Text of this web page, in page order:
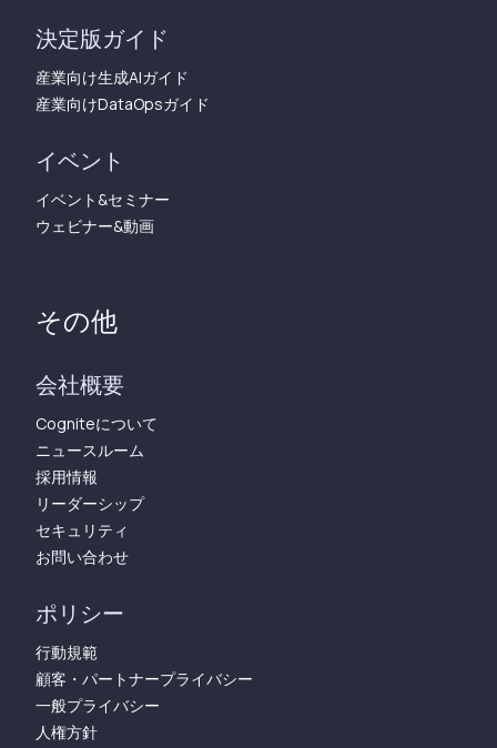
決定版ガイド
産業向け生成AIガイド
産業向けDataOpsガイド
イベント
イベント&セミナー
ウェビナー&動画
その他
会社概要
Cogniteについて
ニュースルーム
採用情報
リーダーシップ
セキュリティ
お問い合わせ
ポリシー
行動規範
顧客・パートナープライバシー
一般プライバシー
人権方針